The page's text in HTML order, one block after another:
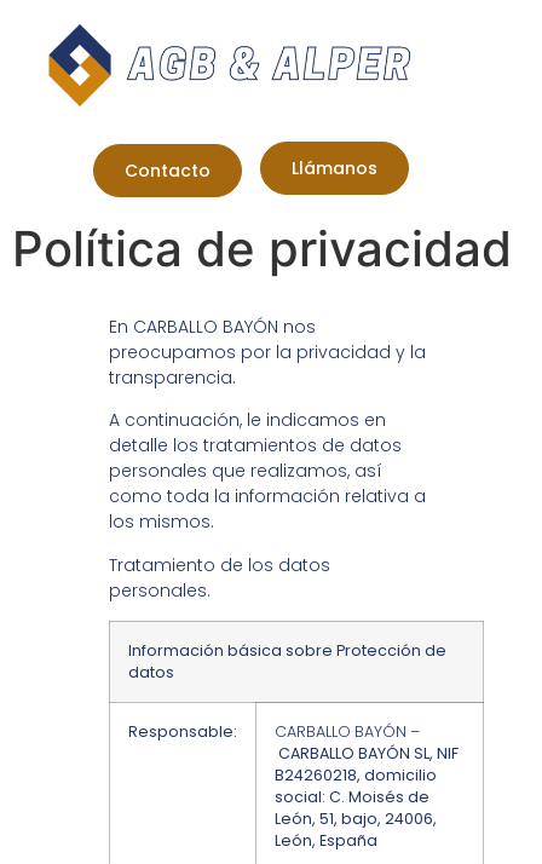
Contacto Llámanos
Política de privacidad
En CARBALLO BAYÓN nos
preocupamos por la privacidad y la
transparencia.
A continuación, le indicamos en
detalle los tratamientos de datos
personales que realizamos, así
como toda la información relativa a
los mismos.
Tratamiento de los datos
personales.
Información básica sobre Protección de
datos
Responsable:
CARBALLO BAYÓN –
CARBALLO BAYÓN SL, NIF
B24260218, domicilio
social: C. Moisés de
León, 51, bajo, 24006,
León, España